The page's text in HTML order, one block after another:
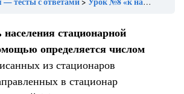
населения стационарной
определяется числом
из стационаров
в стационар